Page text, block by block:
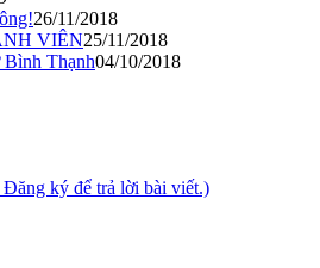
26/11/2018
VIÊN25/11/2018
Bình Thạnh04/10/2018
ký để trả lời bài viết.)